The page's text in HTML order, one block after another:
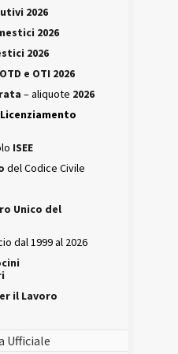
2026
2026
2026
OTD e OTI 2026
– aliquote 2026
ISEE
del Codice Civile
Unico del
dal 1999 al 2026
il Lavoro
Ufficiale